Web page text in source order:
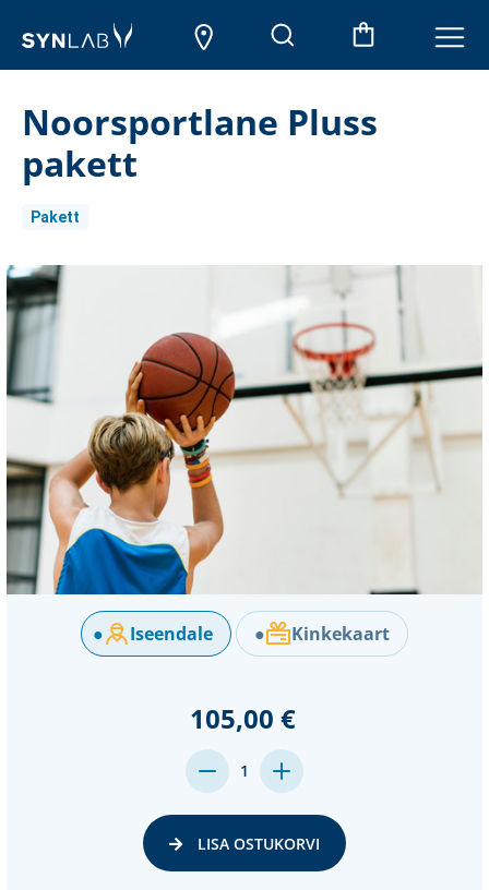
Noorsportlane Pluss
pakett
Pakett
Aktueller
Lagerbestand:
● Iseendale ● Kinkekaart
105,00 €
MENGE
VON
UNDEFINED
1
MENGE
VON
UNDEFINED
LISA OSTUKORVI